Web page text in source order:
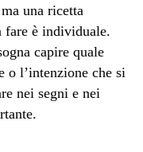
una ricetta
fare è individuale.
capire quale
o l’intenzione che si
nei segni e nei